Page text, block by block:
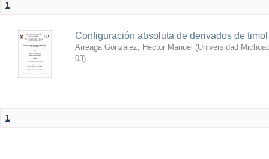
1
Configuración absoluta de derivados de
Arreaga González, Héctor Manuel (Universidad
03)
1